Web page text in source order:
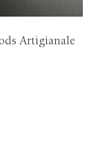
Artigianale